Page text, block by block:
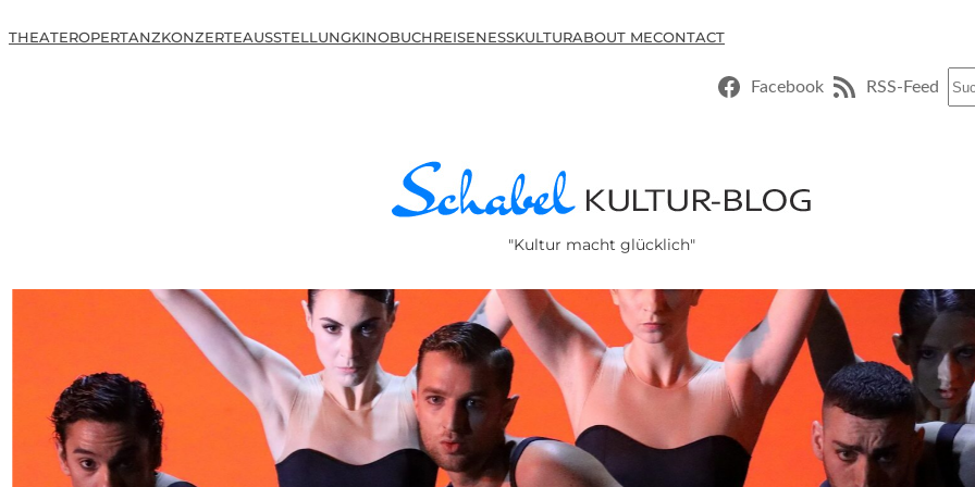
THEATEROPERTANZKONZERTEAUSSTELLUNGKINOBUCHREISENESSKULTURABOUT MECONTACT
Facebook RSS-Feed
"Kultur macht glücklich"